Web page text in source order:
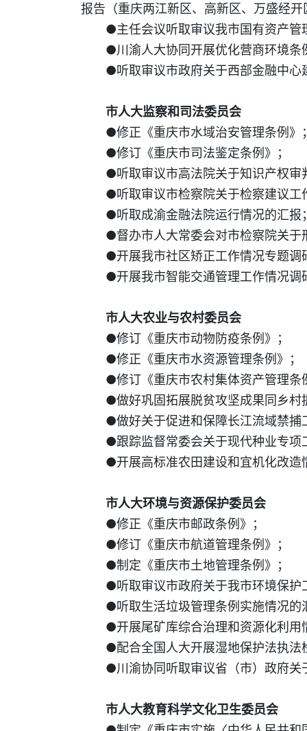
报告（重庆两江新区、高新区、万盛经
●主任会议听取审议我市国有资产
●川渝人大协同开展优化营商环境条
●听取审议市政府关于西部金融中心
市人大监察和司法委员会
●修正《重庆市水域治安管理条例》
●修订《重庆市司法鉴定条例》；
●听取审议市高法院关于知识产权审
●听取审议市检察院关于检察建议工
●听取成渝金融法院运行情况的汇报
●督办市人大常委会对市检察院关于
●开展我市社区矫正工作情况专题调
●开展我市智能交通管理工作情况调
市人大农业与农村委员会
●修订《重庆市动物防疫条例》；
●修正《重庆市水资源管理条例》；
●修订《重庆市农村集体资产管理条
●做好巩固拓展脱贫攻坚成果同乡村
●做好关于促进和保障长江流域禁捕
●跟踪监督常委会关于现代种业专项
●开展高标准农田建设和宜机化改造
市人大环境与资源保护委员会
●修正《重庆市邮政条例》；
●修订《重庆市航道管理条例》；
●制定《重庆市土地管理条例》；
●听取审议市政府关于我市环境保护
●听取生活垃圾管理条例实施情况的
●开展尾矿库综合治理和资源化利用
●配合全国人大开展湿地保护法执法
●川渝协同听取审议省（市）政府关
市人大教育科学文化卫生委员会